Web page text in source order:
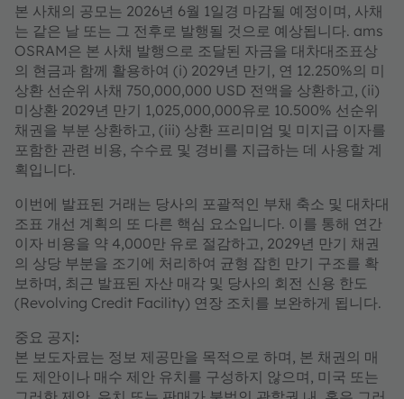
본 사채의 공모는 2026년 6월 1일경 마감될 예정이며, 사채
는 같은 날 또는 그 전후로 발행될 것으로 예상됩니다. ams
OSRAM은 본 사채 발행으로 조달된 자금을 대차대조표상
의 현금과 함께 활용하여 (i) 2029년 만기, 연 12.250%의 미
상환 선순위 사채 750,000,000 USD 전액을 상환하고, (ii)
미상환 2029년 만기 1,025,000,000유로 10.500% 선순위
채권을 부분 상환하고, (iii) 상환 프리미엄 및 미지급 이자를
포함한 관련 비용, 수수료 및 경비를 지급하는 데 사용할 계
획입니다.
이번에 발표된 거래는 당사의 포괄적인 부채 축소 및 대차대
조표 개선 계획의 또 다른 핵심 요소입니다. 이를 통해 연간
이자 비용을 약 4,000만 유로 절감하고, 2029년 만기 채권
의 상당 부분을 조기에 처리하여 균형 잡힌 만기 구조를 확
보하며, 최근 발표된 자산 매각 및 당사의 회전 신용 한도
(Revolving Credit Facility) 연장 조치를 보완하게 됩니다.
중요 공지:
본 보도자료는 정보 제공만을 목적으로 하며, 본 채권의 매
도 제안이나 매수 제안 유치를 구성하지 않으며, 미국 또는